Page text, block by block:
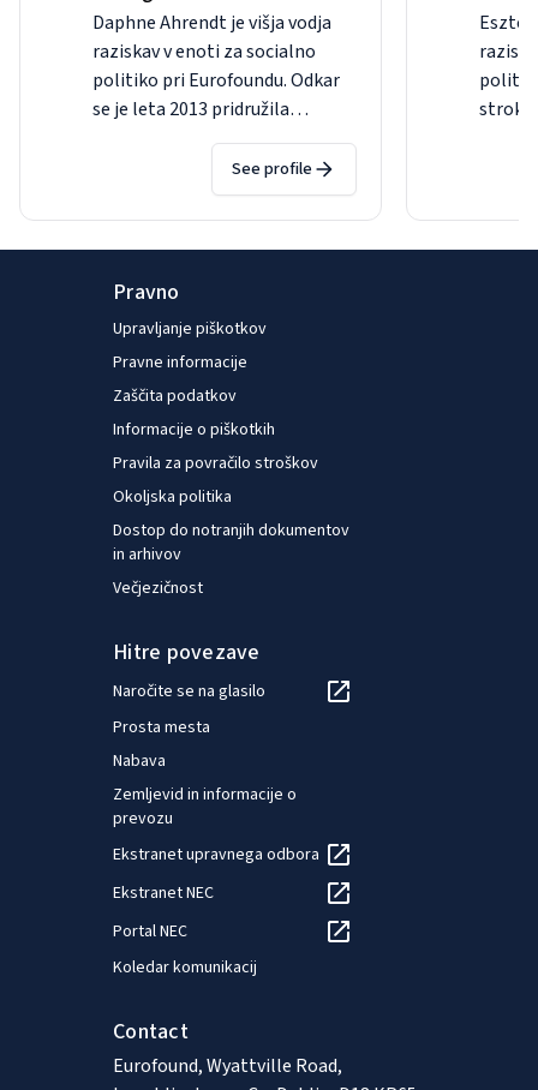
Daphne Ahrendt je višja vodja
raziskav v enoti za socialno
politiko pri Eurofoundu. Odkar
se je leta 2013 pridružila
Eurofoundu, je njeno delo
zajemalo širok razpon področij
socialne politike. Trenutno
usklajuje Eurofoundove
dejavnosti v zvezi z
upravljanjem in razvojem
analizo e-raziskav o covidu-19.
Daphne ima več kot 20 let
izkušenj kot raziskovalka pri
mednarodnih raziskavah, pred
tem pa je delala v enoti
Eurobarometra pri Evropski
komisiji in v Nacionalnem
centru za družbene raziskave v
mednarodnem programu
magistrirala iz politike
kazenskega pravosodja na
znanosti na državni univerzi v
San Franciscu.
See profile
Eszter
Pravno
Upravljanje piškotkov
Pravne informacije
Zaščita podatkov
Informacije o piškotkih
Pravila za povračilo stroškov
Okoljska politika
Dostop do notranjih dokumentov
in arhivov
Večjezičnost
Hitre povezave
Naročite se na glasilo
Prosta mesta
Nabava
Zemljevid in informacije o
prevozu
Ekstranet upravnega odbora
Ekstranet NEC
Portal NEC
Koledar komunikacij
Contact
Eurofound, Wyattville Road,